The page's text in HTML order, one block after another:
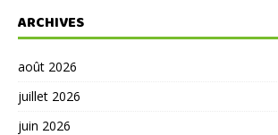
ARCHIVES
août 2026
juillet 2026
juin 2026